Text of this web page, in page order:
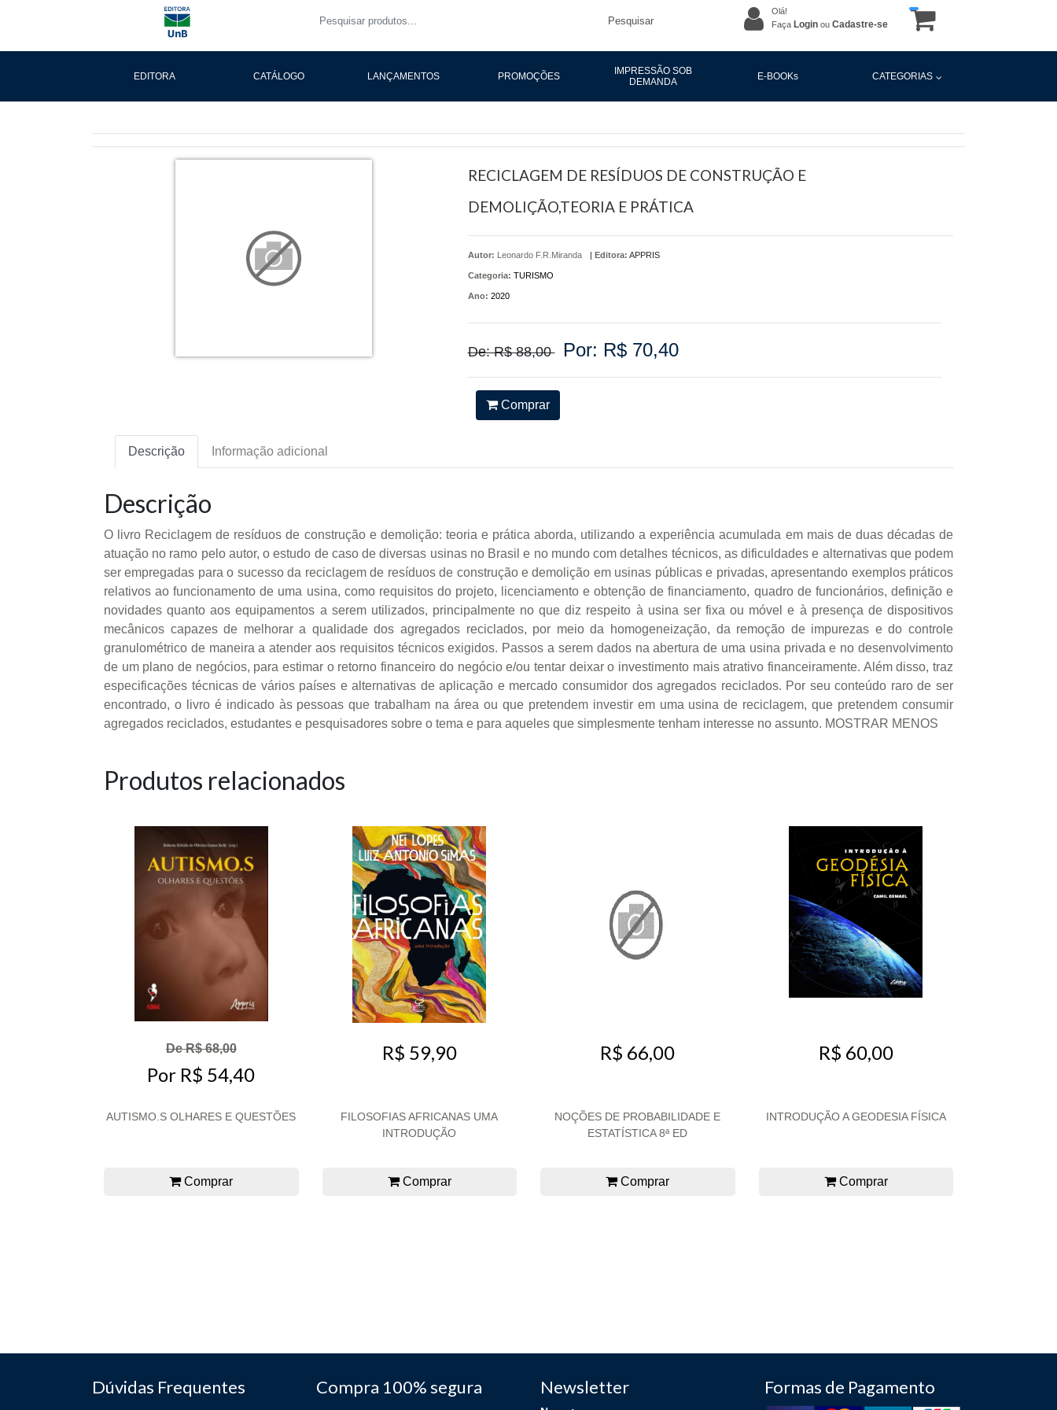
Pesquisar
Olá!
Faça Login ou Cadastre-se
EDITORA CATÁLOGO LANÇAMENTOS PROMOÇÕES
IMPRESSÃO SOB
DEMANDA
E-BOOKs CATEGORIAS
RECICLAGEM DE RESÍDUOS DE CONSTRUÇÃO E
DEMOLIÇÃO,TEORIA E PRÁTICA
Autor: Leonardo F.R.Miranda | Editora: APPRIS
Categoria: TURISMO
Ano: 2020
De: R$ 88,00 Por: R$ 70,40
Comprar
Descrição Informação adicional
Descrição
O livro Reciclagem de resíduos de construção e demolição: teoria e prática aborda, utilizando a experiência acumulada em mais de duas décadas de
atuação no ramo pelo autor, o estudo de caso de diversas usinas no Brasil e no mundo com detalhes técnicos, as dificuldades e alternativas que podem
ser empregadas para o sucesso da reciclagem de resíduos de construção e demolição em usinas públicas e privadas, apresentando exemplos práticos
relativos ao funcionamento de uma usina, como requisitos do projeto, licenciamento e obtenção de financiamento, quadro de funcionários, definição e
novidades quanto aos equipamentos a serem utilizados, principalmente no que diz respeito à usina ser fixa ou móvel e à presença de dispositivos
mecânicos capazes de melhorar a qualidade dos agregados reciclados, por meio da homogeneização, da remoção de impurezas e do controle
granulométrico de maneira a atender aos requisitos técnicos exigidos. Passos a serem dados na abertura de uma usina privada e no desenvolvimento
de um plano de negócios, para estimar o retorno financeiro do negócio e/ou tentar deixar o investimento mais atrativo financeiramente. Além disso, traz
especificações técnicas de vários países e alternativas de aplicação e mercado consumidor dos agregados reciclados. Por seu conteúdo raro de ser
encontrado, o livro é indicado às pessoas que trabalham na área ou que pretendem investir em uma usina de reciclagem, que pretendem consumir
agregados reciclados, estudantes e pesquisadores sobre o tema e para aqueles que simplesmente tenham interesse no assunto. MOSTRAR MENOS
Produtos relacionados
De R$ 68,00
Por R$ 54,40
AUTISMO.S OLHARES E QUESTÕES
Comprar
R$ 59,90
FILOSOFIAS AFRICANAS UMA
INTRODUÇÃO
Comprar
R$ 66,00
NOÇÕES DE PROBABILIDADE E
ESTATÍSTICA 8ª ED
Comprar
R$ 60,00
INTRODUÇÃO A GEODESIA FÍSICA
Comprar
Dúvidas Frequentes Compra 100% segura Newsletter Formas de Pagamento